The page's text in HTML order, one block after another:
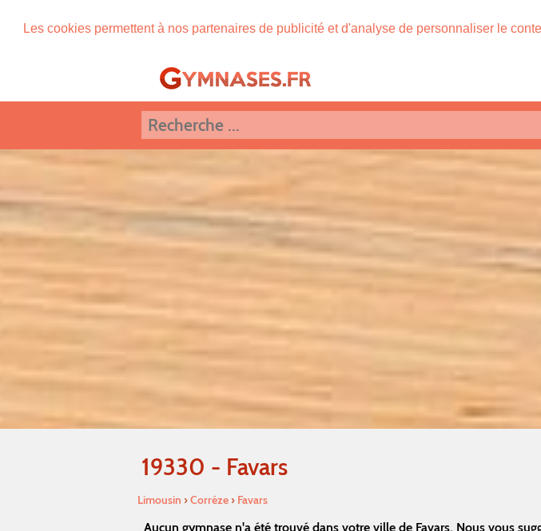
Les cookies permettent à nos partenaires de publicité et d'analyse de personnaliser le
19330 - Favars
Limousin ›Corréze› Favars
Aucun gymnase n'a été trouvé dans votre ville de Favars. Nous vous